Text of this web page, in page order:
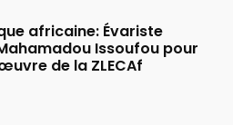
africaine: Évariste
Issoufou pour
de la ZLECAf